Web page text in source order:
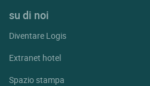
su di noi
Diventare Logis
Extranet hotel
Spazio stampa